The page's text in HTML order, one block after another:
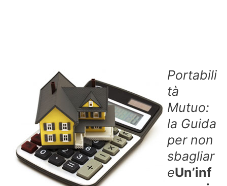
Portabili
tà
Mutuo:
la Guida
per non
sbagliar
eUn’inf